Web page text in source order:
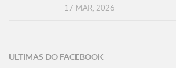
17 MAR, 2026
ÚLTIMAS DO FACEBOOK